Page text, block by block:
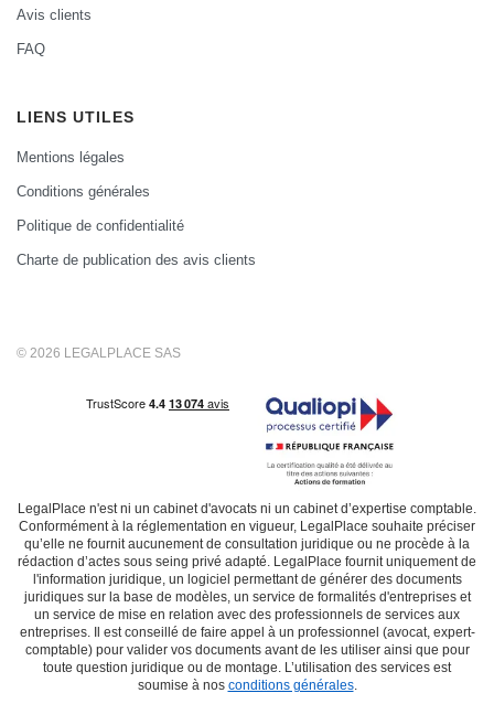
Avis clients
FAQ
LIENS UTILES
Mentions légales
Conditions générales
Politique de confidentialité
Charte de publication des avis clients
© 2026 LEGALPLACE SAS
LegalPlace n'est ni un cabinet d'avocats ni un cabinet d’expertise comptable.
Conformément à la réglementation en vigueur, LegalPlace souhaite préciser
qu’elle ne fournit aucunement de consultation juridique ou ne procède à la
rédaction d’actes sous seing privé adapté. LegalPlace fournit uniquement de
l'information juridique, un logiciel permettant de générer des documents
juridiques sur la base de modèles, un service de formalités d'entreprises et
un service de mise en relation avec des professionnels de services aux
entreprises. Il est conseillé de faire appel à un professionnel (avocat, expert-
comptable) pour valider vos documents avant de les utiliser ainsi que pour
toute question juridique ou de montage. L’utilisation des services est
soumise à nos conditions générales.